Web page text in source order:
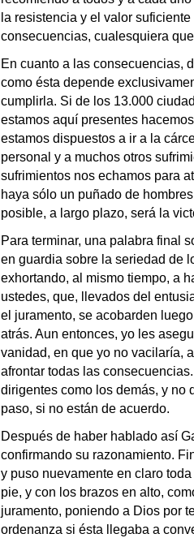
la resistencia y el valor
consecuencias, cualesquiera
En cuanto a las consecuencias,
como ésta depende
cumplirla. Si de los 13.000
estamos aquí presentes
estamos dispuestos a ir a la
personal y a muchos otros
sufrimientos nos echamos para
haya sólo un puñado de
posible, a largo plazo, será la
Para terminar, una palabra final
en guardia sobre la seriedad de
exhortando, al mismo tiempo, a
ustedes, que, llevados del
el juramento, se acobarden
atrás. Aun entonces, yo les
vanidad, en que yo no vacilaría,
afrontar todas las
dirigentes como los demás, y no
paso, si no están de acuerdo.
Después de haber hablado así
confirmando su razonamiento.
y puso nuevamente en claro
pie, y con los brazos en alto,
juramento, poniendo a Dios por
ordenanza si ésta llegaba a